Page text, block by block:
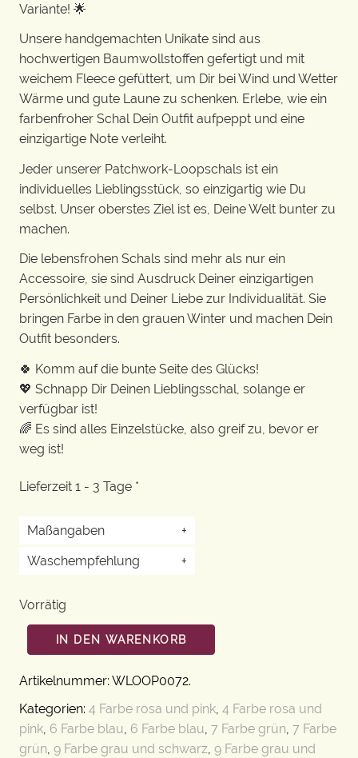
Variante! 🌟
Unsere handgemachten Unikate sind aus
hochwertigen Baumwollstoffen gefertigt und mit
weichem Fleece gefüttert, um Dir bei Wind und Wetter
Wärme und gute Laune zu schenken. Erlebe, wie ein
farbenfroher Schal Dein Outfit aufpeppt und eine
einzigartige Note verleiht.
Jeder unserer Patchwork-Loopschals ist ein
individuelles Lieblingsstück, so einzigartig wie Du
selbst. Unser oberstes Ziel ist es, Deine Welt bunter zu
machen.
Die lebensfrohen Schals sind mehr als nur ein
Accessoire, sie sind Ausdruck Deiner einzigartigen
Persönlichkeit und Deiner Liebe zur Individualität. Sie
bringen Farbe in den grauen Winter und machen Dein
Outfit besonders.
🍀 Komm auf die bunte Seite des Glücks!
💖 Schnapp Dir Deinen Lieblingsschal, solange er
verfügbar ist!
🌈 Es sind alles Einzelstücke, also greif zu, bevor er
weg ist!
Lieferzeit 1 - 3 Tage *
Maßangaben
+
Waschempfehlung
+
Vorrätig
IN DEN WARENKORB
Artikelnummer: WLOOP0072.
Kategorien: 4 Farbe rosa und pink, 4 Farbe rosa und
pink, 6 Farbe blau, 6 Farbe blau, 7 Farbe grün, 7 Farbe
grün, 9 Farbe grau und schwarz, 9 Farbe grau und